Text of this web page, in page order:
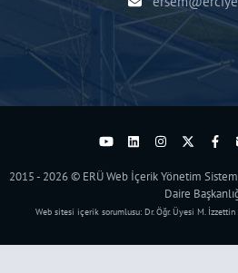
2015 - 2026 © ERÜ Web İçerik Yönetim
Daire
Web sitesi içerik sorumlusu: Dr. Öğr. Üyesi M.